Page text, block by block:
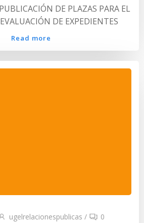
DE PLAZAS PARA EL
DE EXPEDIENTES
Read more
ugelrelacionespublicas / 0